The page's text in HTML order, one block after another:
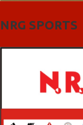
NRG SPORTS